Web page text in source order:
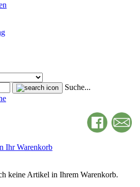
Suche...
Ihr Warenkorb
keine Artikel in Ihrem Warenkorb.